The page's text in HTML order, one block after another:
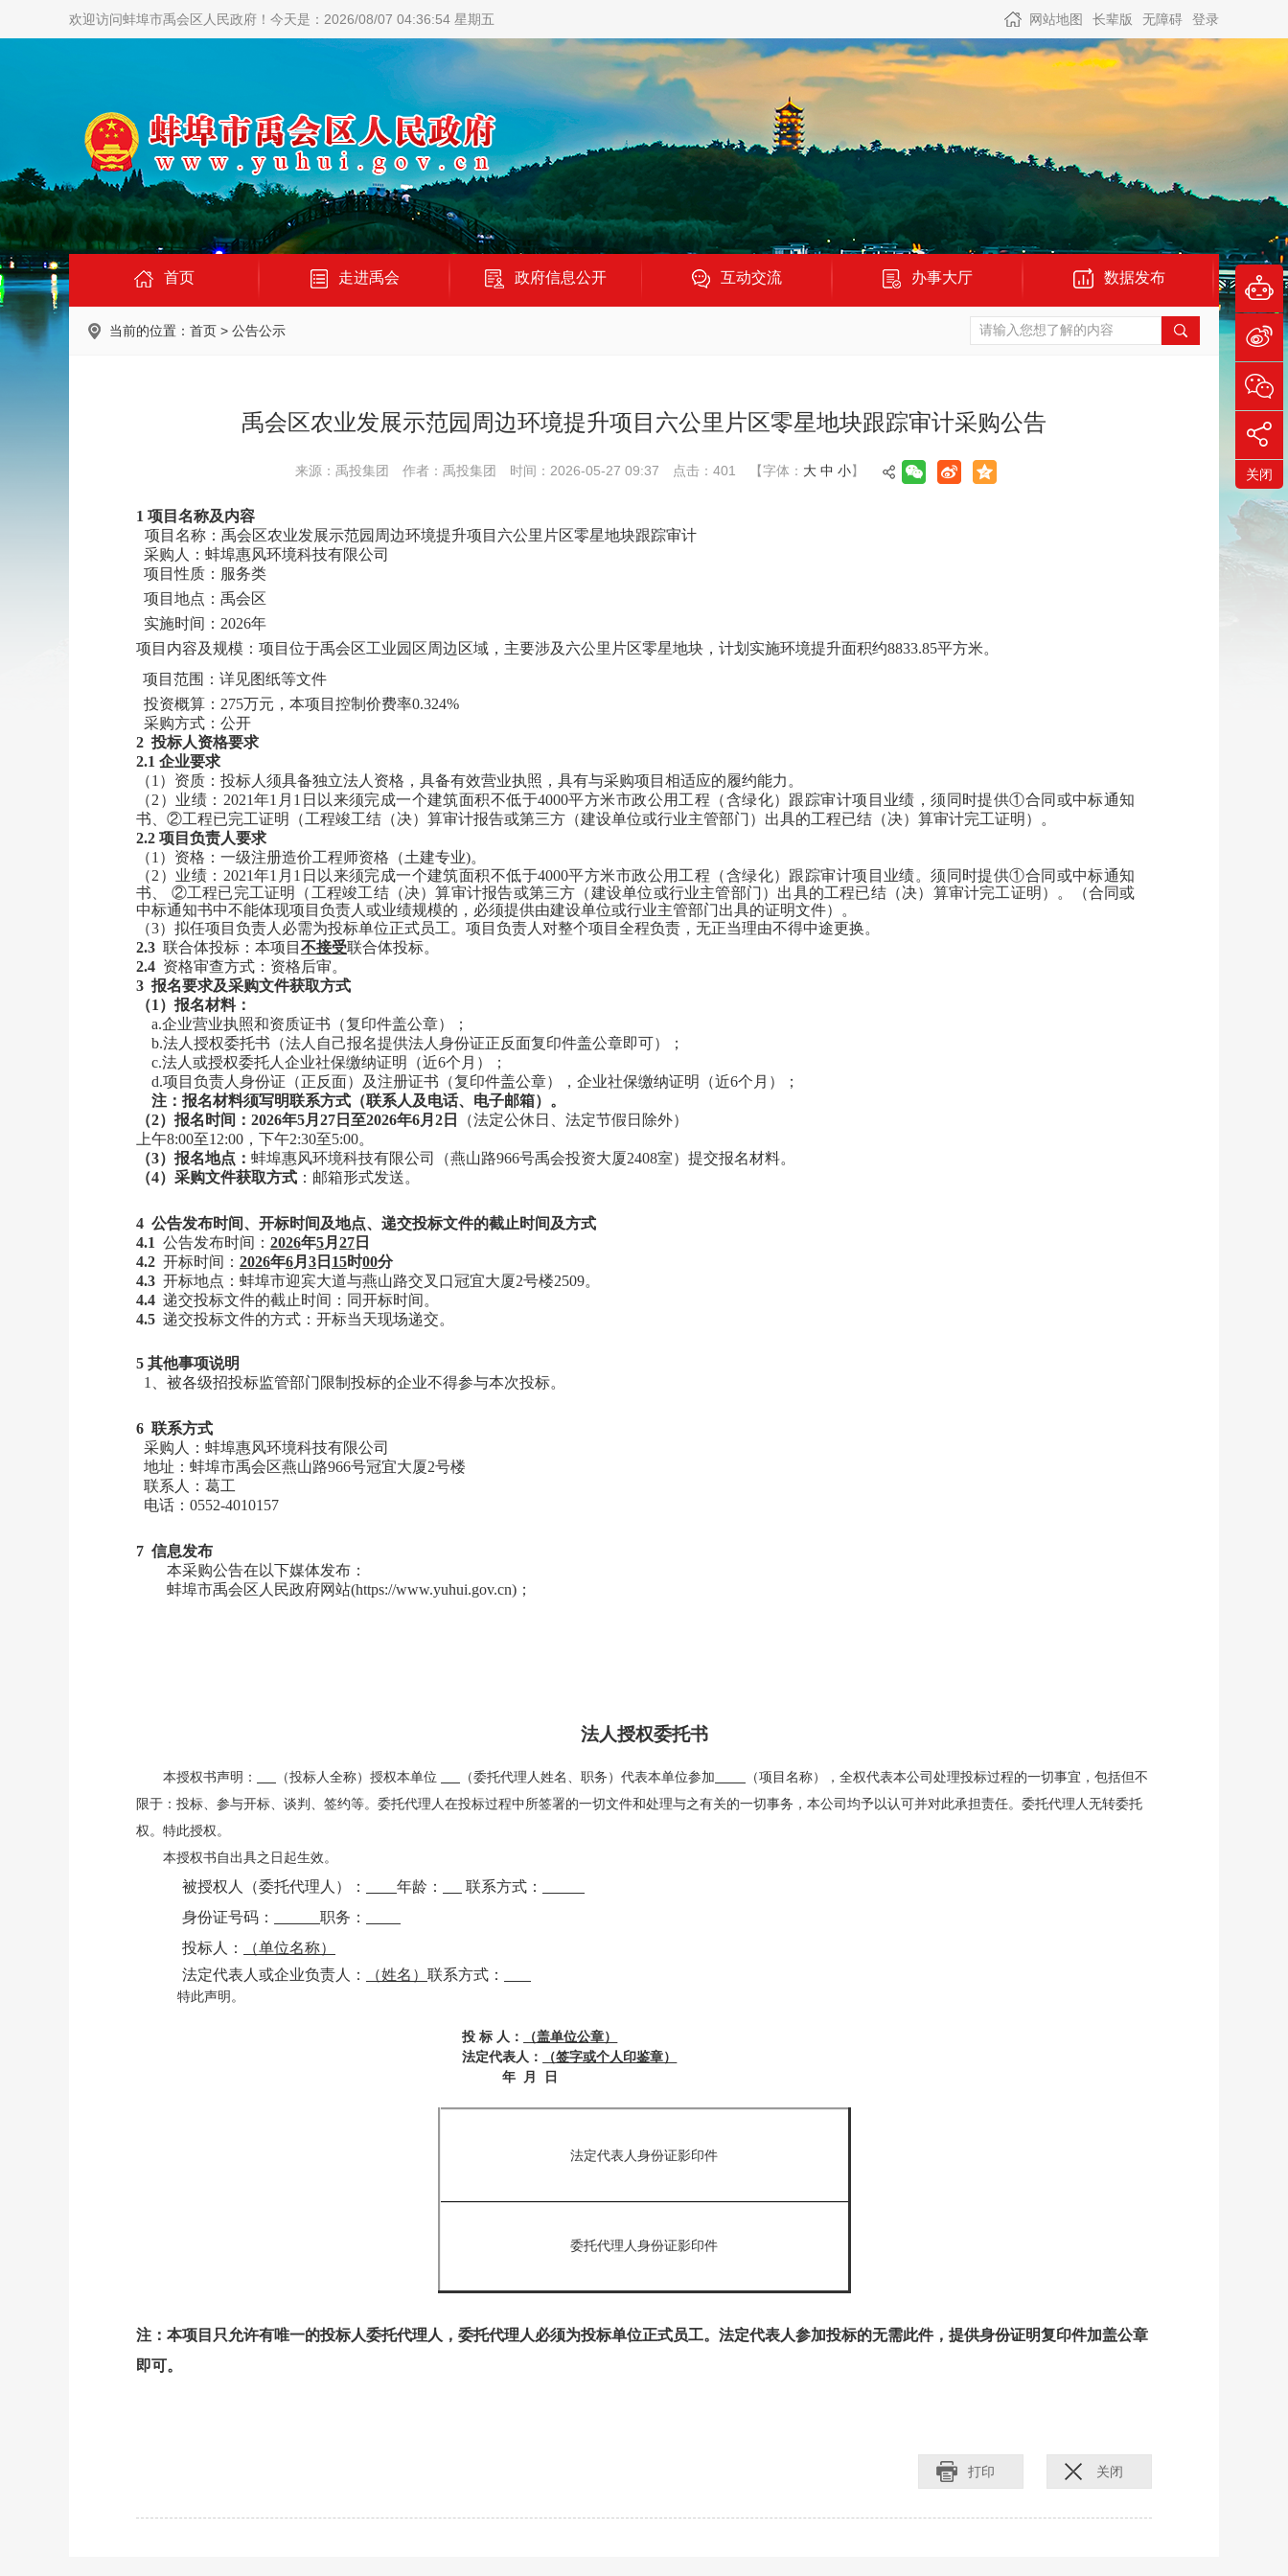
欢迎访问蚌埠市禹会区人民政府！ 今天是：2026/08/07 04:36:55 星期五 网站地图 长辈版 无障碍 登录
首页 走进禹会 政府信息公开 互动交流 办事大厅 数据发布
当前的位置： 首页 > 公告公示
禹会区农业发展示范园周边环境提升项目六公里片区零星地块跟踪审计采购公告
来源：禹投集团 作者：禹投集团 时间：2026-05-27 09:37 点击： 401 【字体： 大 中 小】
1 项目名称及内容
项目名称：禹会区农业发展示范园周边环境提升项目六公里片区零星地块跟踪审计
采购 人： 蚌埠惠风环境科技有限公司
项目性质：服务类
项目地点：禹会区
实施时间： 2026年
项目内容及规模：项目位于禹会区工业园区周边区域，主要涉及六公里片区零星地块，计划实施环境提升面积约8833.85平方米。
项目范围：详见图纸等文件
投资概算： 275万元 ，本项目控制价费率0.324%
采购方式：公开
2 投标人资格要求
2.1 企业要求
（1）资质：投标人须具备独立法人资格，具备有效营业执照，具有与采购项目相适应的履约能力。
（2）业绩：2021年1月1日以来须完成一个建筑面积不低于4000平方米市政公用工程（含绿化） 跟踪审计项目业绩，须同时提供①合同或中标通知
书、②工程已完工证明（工程竣工结（决）算审计报告或第三方（建设单位或行业主管部门）出具的工程已结（决）算审计完工证明）。
2.2 项目负责人要求
（1）资格：一级注册造价工程师资格（土建专业)。
（2）业绩： 2021年1月1日以来须完成一个建筑面积不低于4000平方米市政公用工程（含绿化） 跟踪审计项目业绩。须同时提供①合同或中标通知
书、 ②工程已完工证明（工程竣工结（决）算审计报告或第三方（建设单位或行业主管部门）出具的工程已结（决）算审计完工证明）。（合同或
中标通知书中不能体现项目负责人或业绩规模的，必须提供由建设单位或行业主管部门出具的证明文件）。
（3）拟任项目负责人必需为投标单位正式员工。项目负责人对整个项目全程负责，无正当理由不得中途更换。
2.3 联合体投标：本项目 不接受联合体投标。
2.4 资格审查方式：资格后审。
3 报名要求及采购文件获取方式
（1）报名材料：
a.企业营业执照和资质证书（复印件盖公章）；
b.法人授权委托书（法人自己报名提供法人身份证正反面复印件盖公章即可）；
c.法人或授权委托人企业社保缴纳证明（近6个月）；
d.项目负责人身份证（正反面）及注册证书（复印件盖公章），企业社保缴纳证明（近6个月）；
注：报名材料须写明联系方式（联系人及电话、电子邮箱）。
（2）报名时间：2026年5月 27 日至2026年6月 2 日
（法定公休日、法定节假日除外）
上午8:00至12:00，下午2:30至5:00。
（3）报名地点： 蚌埠惠风环境科技有限公司 （燕山路966号禹会投资大厦2408室）提交报名材料。
（4） 采购文件获取方式 ：邮箱形式发送。
4 公告发布时间、开标时间及地点、递交投标文件的截止时间及方式
4.1 公告发布时间： 2026年5月 27 日
4.2 开标时间： 2026年6月 3 日 15时00分
4.3 开标地点：蚌埠市迎宾大道与燕山路交叉口冠宜大厦2号楼2509。
4.4 递交投标文件的截止时间：同开标时间。
4.5 递交投标文件的方式：开标当天现场递交。
5 其他事项说明
1、被各级招投标监管部门限制投标的企业不得参与本次投标。
6 联系方式
采购 人： 蚌埠惠风环境科技有限公司
地址：蚌埠市禹会区燕山路966号冠宜大厦2号楼
联系人：葛工
电话： 0552-4010157
7 信息发布
本采购公告在以下媒体发布：
蚌埠市禹会区 人民政府网站(https://www.yuhui.gov.cn) ；
法人授权委托书
本授权书声明： （投标人全称）授权本单位 （委托代理人姓名、职务）代表本单位参加 （项目名称）
，全权代表本公司处理投标过程的一切事宜，包括但不
限于：投标、参与开标、谈判、签约等。委托代理人在投标过程中所签署的一切文件和处理与之有关的一切事务，本公司均予以认可并对此承担责任。委托代理人无转委托
权。特此授权。
本授权书自出具之日起生效。
被授权人（委托代理人）： 年龄：
联系方式：
身份证号码：
职务：
投标人：
（单位名称）
法定代表人或企业负责人：
（姓名） 联系方式：
特此声明。
投 标 人：
（盖单位公章）
法定代表人：
（签字或个人印鉴章）
年
月 日
法定代表人身份证影印件
委托代理人 身份证影印件
注：本项目只允许有唯一的投标人委托代理人，委托代理人必须为投标单位正式员工。法定代表人参加投标的无需此件，提供身份证明复印件加盖公章
即可。
打印 关闭
关闭